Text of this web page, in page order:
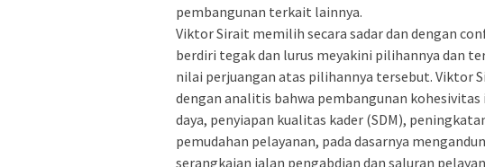
pembangunan terkait lainnya.
Viktor Sirait memilih secara sadar dan dengan
berdiri tegak dan lurus meyakini pilihannya dan
nilai perjuangan atas pilihannya tersebut. Viktor
dengan analitis bahwa pembangunan
daya, penyiapan kualitas kader (SDM),
pemudahan pelayanan, pada dasarnya
serangkaian jalan pengabdian dan saluran